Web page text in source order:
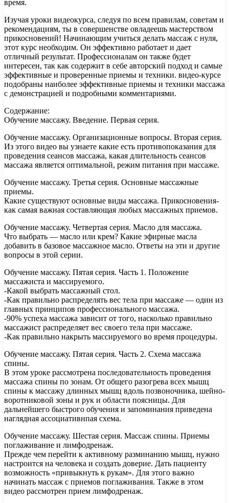
время.
Изучая уроки видеокурса, следуя по всем правилам, советам и
рекомендациям, ты в совершенстве овладеешь мастерством
прикосновений! Начинающим учиться делать массаж с нуля,
этот курс необходим. Он эффективно работает и дает
отличный результат. Профессионалам он также будет
интересен, так как содержит в себе авторский подход и самые
эффективные и проверенные приемы и техники. видео-курсе
подобраны наиболее эффективные приемы и техники массажа
с демонстрацией и подробными комментариями.
Содержание:
Обучение массажу. Введение. Первая серия.
Обучение массажу. Организационные вопросы. Вторая серия.
Из этого видео вы узнаете какие есть противопоказания для
проведения сеансов массажа, какая длительность сеансов
массажа является оптимальной, режим питания при массаже.
Обучение массажу. Третья серия. Основные массажные
приемы.
Какие существуют основные виды массажа. Прикосновения-
как самая важная составляющая любых массажных приемов.
Обучение массажу. Четвертая серия. Масло для массажа.
Что выбрать — масло или крем? Какие эфирные масла
добавить в базовое массажное масло. Ответы на эти и другие
вопросы в этой серии.
Обучение массажу. Пятая серия. Часть 1. Положение
массажиста и массируемого.
-Какой выбрать массажный стол.
-Как правильно распределять вес тела при массаже — один из
главных принципов профессионального массажа.
-90% успеха массажа зависит от того, насколько правильно
массажист распределяет вес своего тела при массаже.
-Как правильно накрыть массируемого во время процедуры.
Обучение массажу. Пятая серия. Часть 2. Схема массажа
спины.
В этом уроке рассмотрена последовательность проведения
массажа спины по зонам. От общего разогрева всех мышц
спины к массажу длинных мышц вдоль позвоночника, шейно-
воротниковой зоны и рук и области поясницы. Для
дальнейшего быстрого обучения и запоминания приведена
наглядная ассоциативнпая схема.
Обучение массажу. Шестая серия. Массаж спины. Приемы
поглаживание и лимфодренаж.
Прежде чем перейти к активному разминанию мышц, нужно
настроится на человека и создать доверие. Дать пациенту
возможность «привыкнуть к рукам». Для этого важно
начинать массаж с приемов поглаживания. Также в этом
видео рассмотрен прием лимфодренаж.